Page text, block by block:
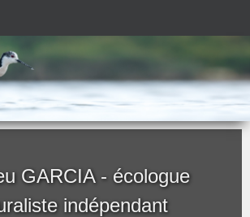
GARCIA - écologue
indépendant